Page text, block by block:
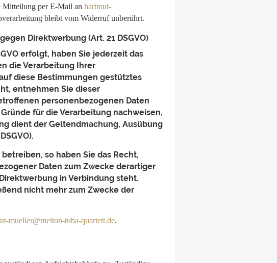
Mitteilung per E-Mail an hartmut-
bleibt vom Widerruf unberührt.
Direktwerbung (Art. 21 DSGVO)
erfolgt, haben Sie jederzeit das
die Verarbeitung Ihrer
diese Bestimmungen gestütztes
entnehmen Sie dieser
personenbezogenen Daten
für die Verarbeitung nachweisen,
dient der Geltendmachung, Ausübung
so haben Sie das Recht,
Daten zum Zwecke derartiger
in Verbindung steht.
nicht mehr zum Zwecke der
mueller@melton-tuba-quartett.de.